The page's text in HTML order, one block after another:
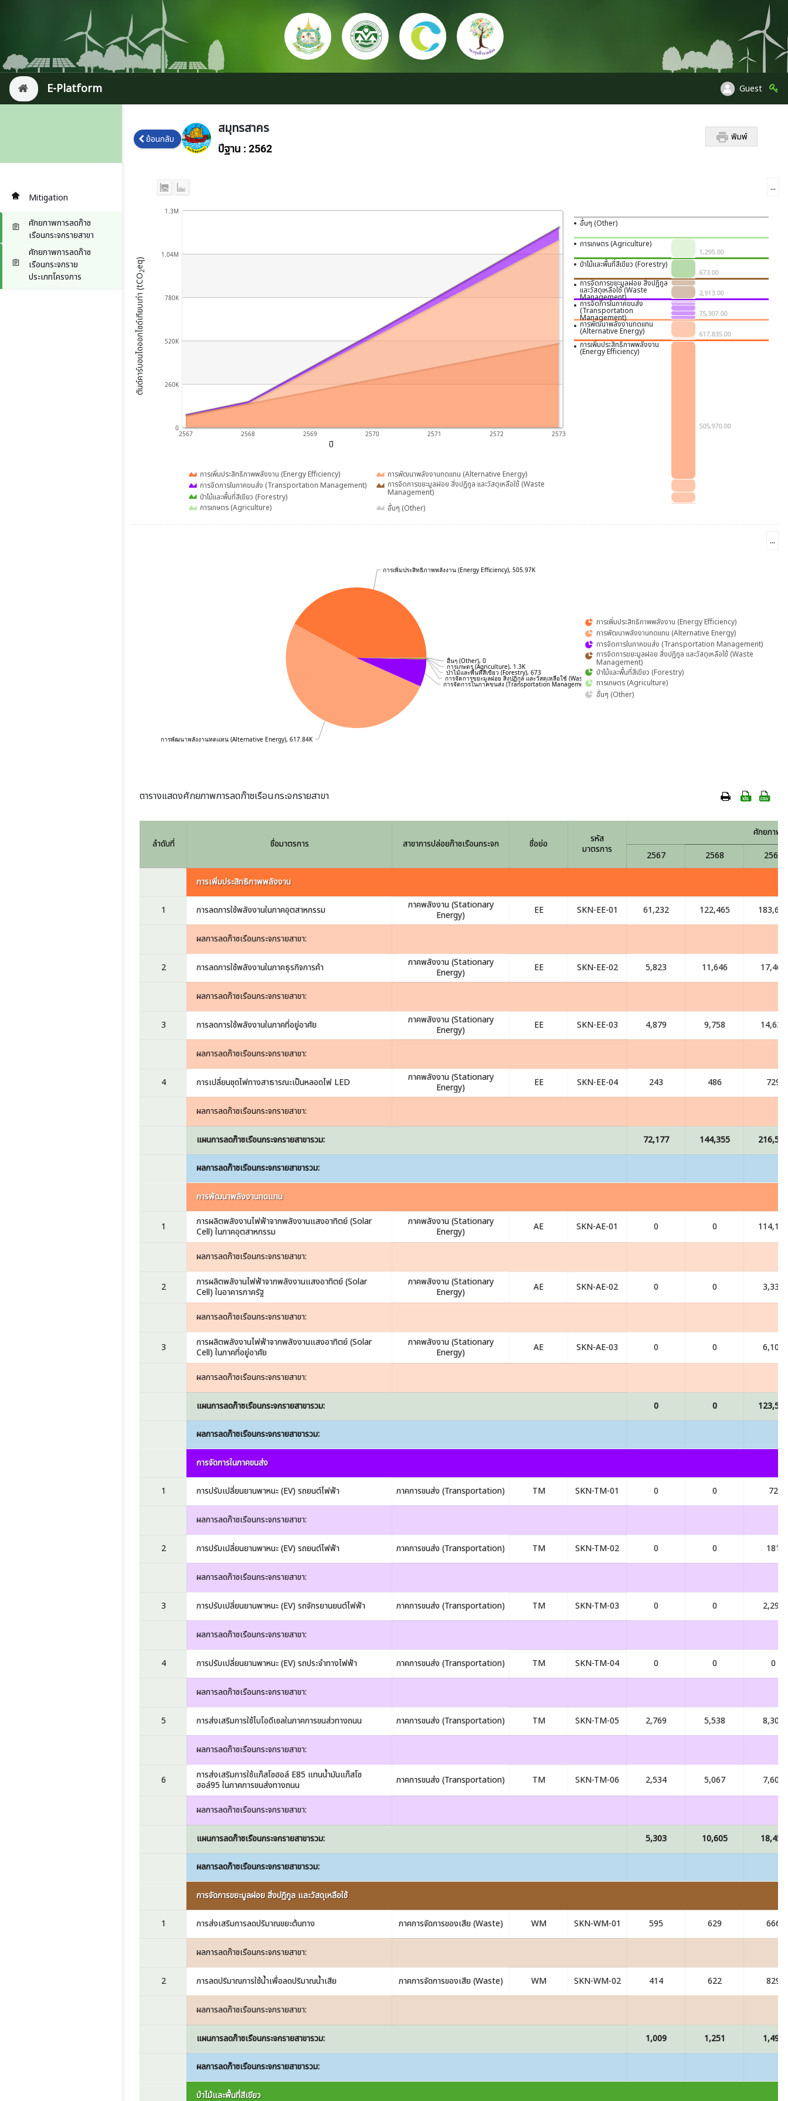
กระทรวงทรัพยากรธรรมชาติและสิ่งแวดล้อม
Ministry of Natural Resources and Environment
สำนักงานนโยบายและแผนทรัพยากรธรรมชาติและสิ่งแวดล้อม
Office of Natural Resources and Environment Policy and Planning
กองทุนสิ่งแวดล้อม
Environment Fund
หน้า
หลัก
E-Platform Guest
Mitigation
ศักยภาพการลดก๊าซ
เรือนกระจกรายสาขา
ศักยภาพการลดก๊าซ
เรือนกระจกราย
ประเภทโครงการ
ย้อนกลับ
สมุทรสาคร
ปีฐาน : 2562
พิมพ์
...
ตันด์คาร์บอนไดออกไซด์เทียบเท่า (tCO
2
eq)
2567 2568 2569 2570 2571 2572 2573
0
260K
520K
780K
1.04M
1.3M
การเพิ่มประสิทธิภาพพลังงาน (Energy Efficiency)
การพัฒนาพลังงานทดแทน (Alternative Energy)
การจัดการในภาคขนส่ง (Transportation Management)
การจัดการขยะมูลฝอย สิ่งปฏิกูล และวัสดุเหลือใช้ (Waste
Management)
ป่าไม้และพื้นที่สีเขียว (Forestry)
การเกษตร (Agriculture) อื่นๆ (Other)
ปี
อื่นๆ (Other)
การเกษตร (Agriculture)
1,295.00
ป่าไม้และพื้นที่สีเขียว (Forestry)
673.00
การจัดการขยะมูลฝอย สิ่งปฏิกูล
และวัสดุเหลือใช้ (Waste
Management) 2,913.00
การจัดการในภาคขนส่ง
(Transportation
Management) 75,307.00
การพัฒนาพลังงานทดแทน
(Alternative Energy) 617,835.00
การเพิ่มประสิทธิภาพพลังงาน
(Energy Efficiency)
505,970.00
...
การเพิ่มประสิทธิภาพพลังงาน (Energy Efficiency), 505.97K
การพัฒนาพลังงานทดแทน (Alternative Energy), 617.84K
การจัดการในภาคขนส่ง (Transportation Management), 75.31K
การจัดการขยะมูลฝอย สิ่งปฏิกูล และวัสดุเหลือใช้ (Waste Management), 2.91K
ป่าไม้และพื้นที่สีเขียว (Forestry), 673
การเกษตร (Agriculture), 1.3K
อื่นๆ (Other), 0
การเพิ่มประสิทธิภาพพลังงาน (Energy Efficiency)
การพัฒนาพลังงานทดแทน (Alternative Energy)
การจัดการในภาคขนส่ง (Transportation Management)
การจัดการขยะมูลฝอย สิ่งปฏิกูล และวัสดุเหลือใช้ (Waste
Management)
ป่าไม้และพื้นที่สีเขียว (Forestry)
การเกษตร (Agriculture)
อื่นๆ (Other)
ตารางแสดงศักยภาพการลดก๊าซเรือนกระจกรายสาขา
ลำดับที่ ชื่อมาตรการ สาขาการปล่อยก๊าซเรือนกระจก ชื่อย่อ
รหัส
มาตรการ
ศักยภาพแ
2567
2568 2569
การเพิ่มประสิทธิภาพพลังงาน
1 การลดการใช้พลังงานในภาคอุตสาหกรรม
ภาคพลังงาน (Stationary
Energy)
EE SKN-EE-01 61,232 122,465 183,697
ผลการลดก๊าซเรือนกระจกรายสาขา:
2 การลดการใช้พลังงานในภาคธุรกิจการค้า
ภาคพลังงาน (Stationary
Energy)
EE SKN-EE-02 5,823 11,646 17,469
ผลการลดก๊าซเรือนกระจกรายสาขา:
3 การลดการใช้พลังงานในภาคที่อยู่อาศัย
ภาคพลังงาน (Stationary
Energy)
EE SKN-EE-03 4,879 9,758 14,637
ผลการลดก๊าซเรือนกระจกรายสาขา:
4 การเปลี่ยนชุดไฟทางสาธารณะเป็นหลอดไฟ LED
ภาคพลังงาน (Stationary
Energy)
EE SKN-EE-04 243 486 729
ผลการลดก๊าซเรือนกระจกรายสาขา:
แผนการลดก๊าซเรือนกระจกรายสาขารวม: 72,177 144,355 216,532
ผลการลดก๊าซเรือนกระจกรายสาขารวม:
การพัฒนาพลังงานทดแทน
1
การผลิตพลังงานไฟฟ้าจากพลังงานแสงอาทิตย์ (Solar
Cell) ในภาคอุตสาหกรรม
ภาคพลังงาน (Stationary
Energy)
AE SKN-AE-01 0 0 114,133
ผลการลดก๊าซเรือนกระจกรายสาขา:
2
การผลิตพลังานไฟฟ้าจากพลังงานแสงอาทิตย์ (Solar
Cell) ในอาคารภาครัฐ
ภาคพลังงาน (Stationary
Energy)
AE SKN-AE-02 0 0 3,332
ผลการลดก๊าซเรือนกระจกรายสาขา:
3
การผลิตพลังงานไฟฟ้าจากพลังงานแสงอาทิตย์ (Solar
Cell) ในภาคที่อยู่อาศัย
ภาคพลังงาน (Stationary
Energy)
AE SKN-AE-03 0 0 6,102
ผลการลดก๊าซเรือนกระจกรายสาขา:
แผนการลดก๊าซเรือนกระจกรายสาขารวม: 0 0 123,567
ผลการลดก๊าซเรือนกระจกรายสาขารวม:
การจัดการในภาคขนส่ง
1 การปรับเปลี่ยนยานพาหนะ (EV) รถยนต์ไฟฟ้า ภาคการขนส่ง (Transportation) TM SKN-TM-01 0 0 72
ผลการลดก๊าซเรือนกระจกรายสาขา:
2 การปรับเปลี่ยนยานพาหนะ (EV) รถยนต์ไฟฟ้า ภาคการขนส่ง (Transportation) TM SKN-TM-02 0 0 181
ผลการลดก๊าซเรือนกระจกรายสาขา:
3 การปรับเปลี่ยนยานพาหนะ (EV) รถจักรยานยนต์ไฟฟ้า ภาคการขนส่ง (Transportation) TM SKN-TM-03 0 0 2,291
ผลการลดก๊าซเรือนกระจกรายสาขา:
4 การปรับเปลี่ยนยานพาหนะ (EV) รถประจำทางไฟฟ้า ภาคการขนส่ง (Transportation) TM SKN-TM-04 0 0 0
ผลการลดก๊าซเรือนกระจกรายสาขา:
5 การส่งเสริมการใช้ไบโอดีเซลในภาคการขนส่วทางถนน ภาคการขนส่ง (Transportation) TM SKN-TM-05 2,769 5,538 8,307
ผลการลดก๊าซเรือนกระจกรายสาขา:
6
การส่งเสริมการใช้แก๊สโซฮอล์ E85 แทนน้ำมันแก๊สโซ
ฮอล์95 ในภาคการขนส่งทางถนน
ภาคการขนส่ง (Transportation) TM SKN-TM-06 2,534 5,067 7,601
ผลการลดก๊าซเรือนกระจกรายสาขา:
แผนการลดก๊าซเรือนกระจกรายสาขารวม: 5,303 10,605 18,452
ผลการลดก๊าซเรือนกระจกรายสาขารวม:
การจัดการขยะมูลฝอย สิ่งปฏิกูล และวัสดุเหลือใช้
1 การส่งเสริมการลดปริมาณขยะต้นทาง ภาคการจัดการของเสีย (Waste) WM SKN-WM-01 595 629 666
ผลการลดก๊าซเรือนกระจกรายสาขา:
2 การลดปริมาณการใช้น้ำเพื่อลดปริมาณน้ำเสีย ภาคการจัดการของเสีย (Waste) WM SKN-WM-02 414 622 829
ผลการลดก๊าซเรือนกระจกรายสาขา:
แผนการลดก๊าซเรือนกระจกรายสาขารวม: 1,009 1,251 1,495
ผลการลดก๊าซเรือนกระจกรายสาขารวม:
ป่าไม้และพื้นที่สีเขียว